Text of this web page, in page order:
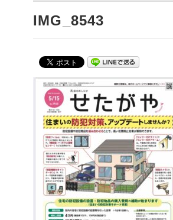
IMG_8543